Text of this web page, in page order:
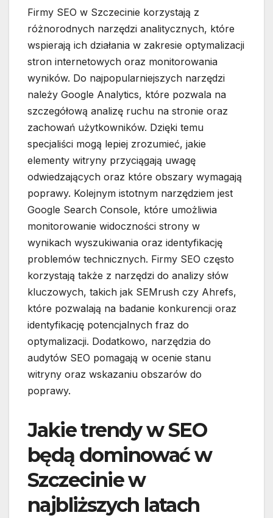
Firmy SEO w Szczecinie korzystają z
różnorodnych narzędzi analitycznych, które
wspierają ich działania w zakresie optymalizacji
stron internetowych oraz monitorowania
wyników. Do najpopularniejszych narzędzi
należy Google Analytics, które pozwala na
szczegółową analizę ruchu na stronie oraz
zachowań użytkowników. Dzięki temu
specjaliści mogą lepiej zrozumieć, jakie
elementy witryny przyciągają uwagę
odwiedzających oraz które obszary wymagają
poprawy. Kolejnym istotnym narzędziem jest
Google Search Console, które umożliwia
monitorowanie widoczności strony w
wynikach wyszukiwania oraz identyfikację
problemów technicznych. Firmy SEO często
korzystają także z narzędzi do analizy słów
kluczowych, takich jak SEMrush czy Ahrefs,
które pozwalają na badanie konkurencji oraz
identyfikację potencjalnych fraz do
optymalizacji. Dodatkowo, narzędzia do
audytów SEO pomagają w ocenie stanu
witryny oraz wskazaniu obszarów do
poprawy.
Jakie trendy w SEO
będą dominować w
Szczecinie w
najbliższych latach